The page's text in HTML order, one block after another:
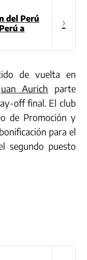
del Perú
a
›
de vuelta en
Aurich parte
off final. El club
de Promoción y
para el
segundo puesto